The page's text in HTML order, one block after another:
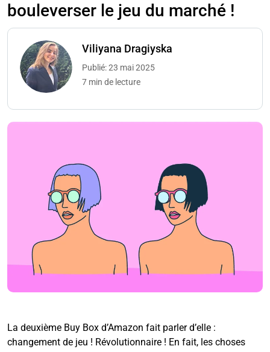
bouleverser le jeu du marché !
Viliyana Dragiyska
Publié: 23 mai 2025
7 min de lecture
La deuxième Buy Box d’Amazon fait parler d’elle :
changement de jeu ! Révolutionnaire ! En fait, les choses